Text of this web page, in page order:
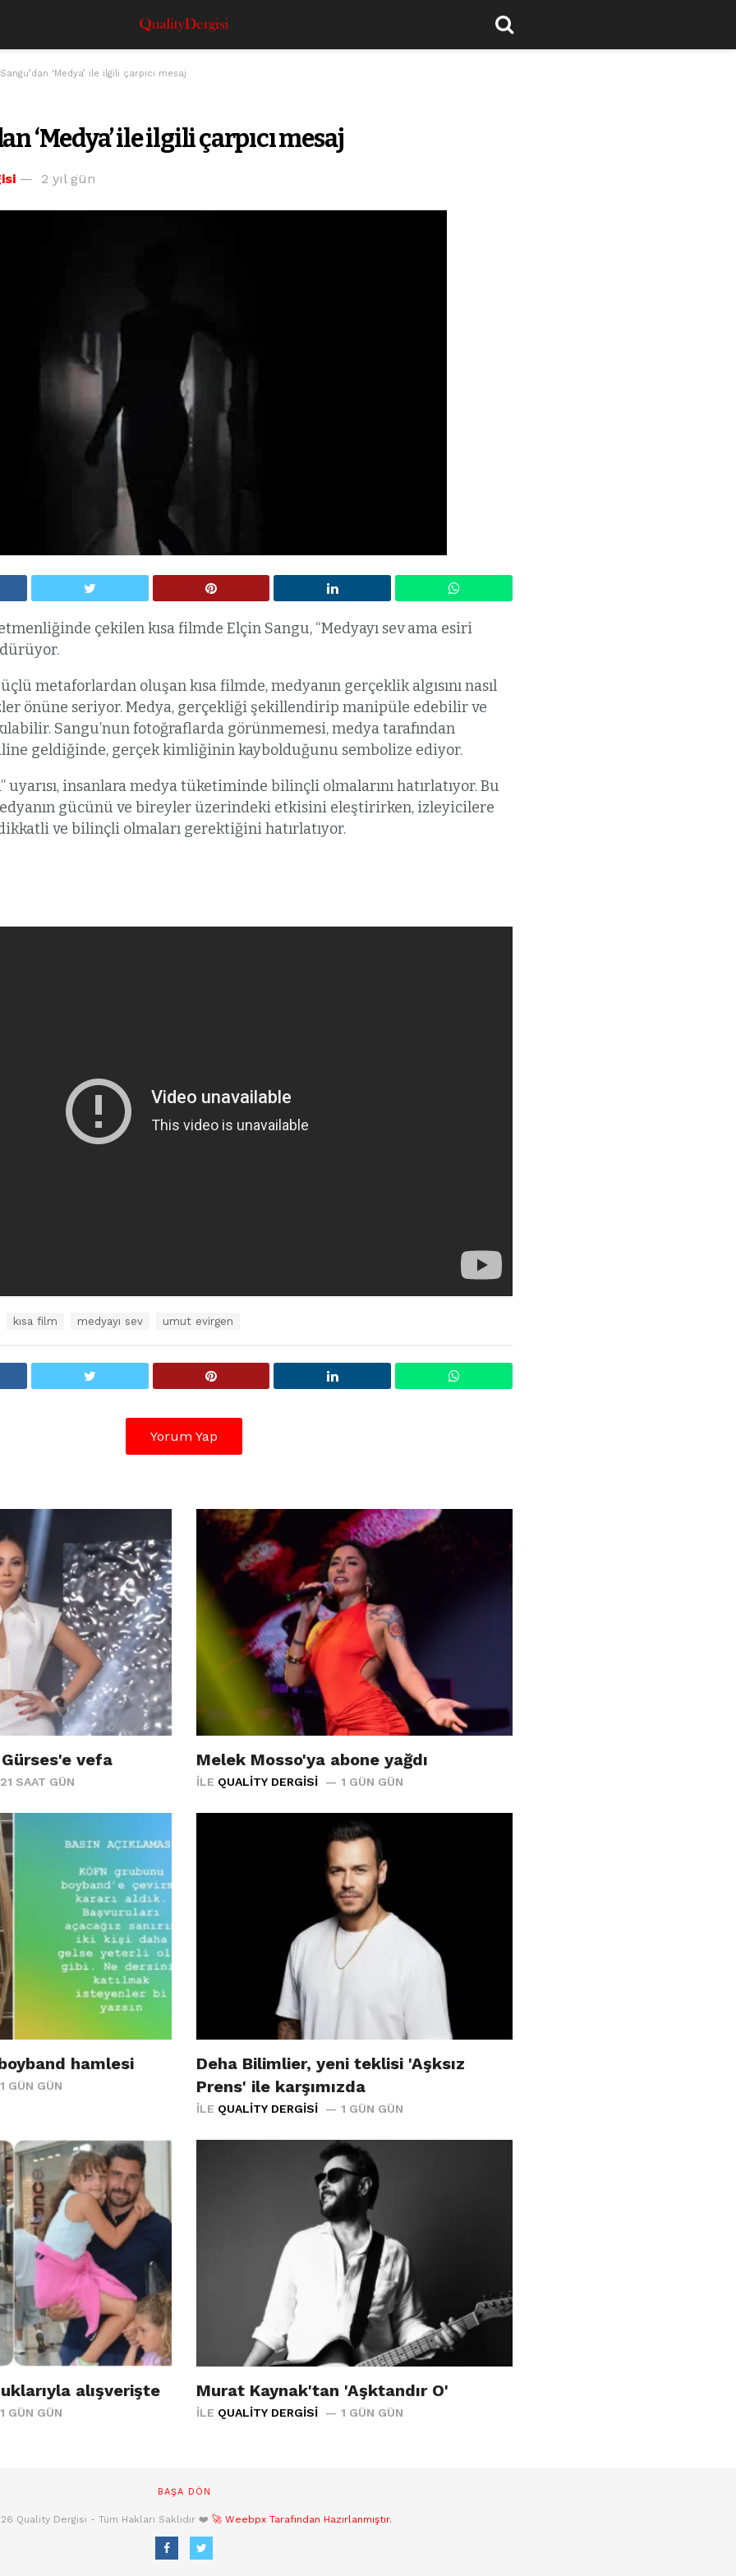
‘Medya’ ile ilgili çarpıcı mesaj
‘Medya’ ile ilgili çarpıcı mesaj
2 yıl gün
çekilen kısa filmde Elçin Sangu, “Medyayı sev ama esiri
metaforlardan oluşan kısa filmde, medyanın gerçeklik algısını nasıl
önüne seriyor. Medya, gerçekliği şekillendirip manipüle edebilir ve
Sangu’nun fotoğraflarda görünmemesi, medya tarafından
geldiğinde, gerçek kimliğinin kaybolduğunu sembolize ediyor.
uyarısı, insanlara medya tüketiminde bilinçli olmalarını hatırlatıyor. Bu
gücünü ve bireyler üzerindeki etkisini eleştirirken, izleyicilere
ve bilinçli olmaları gerektiğini hatırlatıyor.
kısa film medyayı sev umut evirgen
Yorum Yap
vefa
21 SAAT GÜN
Melek Mosso'ya abone yağdı
İLE QUALITY DERGISI 1 GÜN GÜN
hamlesi
1 GÜN GÜN
Deha Bilimlier, yeni teklisi 'Aşksız
Prens' ile karşımızda
İLE QUALITY DERGISI 1 GÜN GÜN
alışverişte
1 GÜN GÜN
Murat Kaynak'tan 'Aşktandır O'
İLE QUALITY DERGISI 1 GÜN GÜN
BAŞA DÖN
Quality Dergisi - Tüm Hakları Saklıdır ❤️ 🚀 Weebpx Tarafından Hazırlanmıştır.